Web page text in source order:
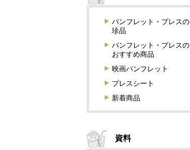
パンフレット・プレスの
珍品
パンフレット・プレスの
おすすめ商品
映画パンフレット
プレスシート
新着商品
資料